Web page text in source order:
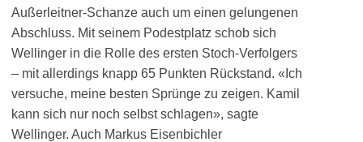
Außerleitner-Schanze auch um einen gelungenen
Abschluss. Mit seinem Podestplatz schob sich
Wellinger in die Rolle des ersten Stoch-Verfolgers
– mit allerdings knapp 65 Punkten Rückstand. «Ich
versuche, meine besten Sprünge zu zeigen. Kamil
kann sich nur noch selbst schlagen», sagte
Wellinger. Auch Markus Eisenbichler